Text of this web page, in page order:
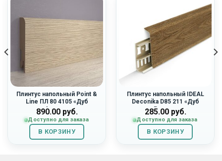
Плинтус напольный Point &
Line ПЛ 80 4105 «Дуб
Арктик»
890.00руб.
Доступно для заказа
В КОРЗИНУ
Плинтус напольный IDEAL
Deconika D85 211 «Дуб
Рустик»
285.00руб.
Доступно для заказа
В КОРЗИНУ